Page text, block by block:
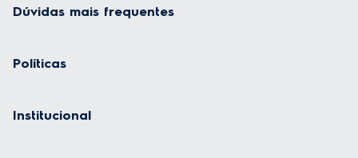
Dúvidas mais frequentes
Políticas
Institucional